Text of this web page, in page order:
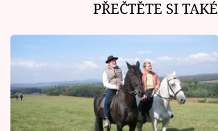
PŘEČTĚTE SI TAKÉ